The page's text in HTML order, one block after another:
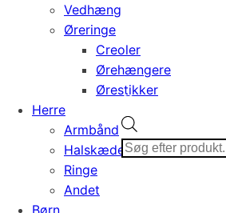
Vedhæng
Øreringe
Creoler
Ørehængere
Ørestikker
Herre
Armbånd
Halskæder
Ringe
Andet
Børn
search